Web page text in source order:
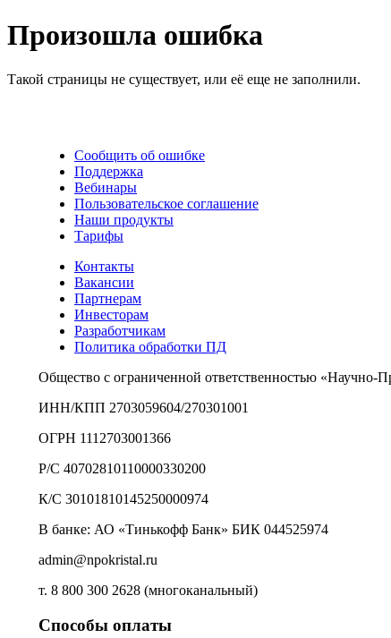
Произошла ошибка
Такой страницы не существует, или её еще не заполнили.
Сообщить об ошибке
Поддержка
Вебинары
Пользовательское соглашение
Наши продукты
Тарифы
Контакты
Вакансии
Партнерам
Инвесторам
Разработчикам
Политика обработки ПД
Общество с ограниченной ответственностью «Научно-
ИНН/КПП 2703059604/270301001
ОГРН 1112703001366
Р/С 40702810110000330200
К/С 30101810145250000974
В банке: АО «Тинькофф Банк» БИК 044525974
admin@npokristal.ru
т. 8 800 300 2628 (многоканальный)
Способы оплаты